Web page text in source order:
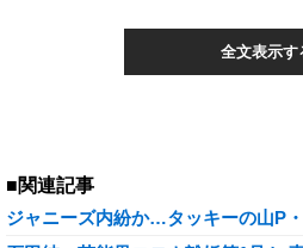
全文表示す
■関連記事
ジャニーズ内紛か…タッキーの山P